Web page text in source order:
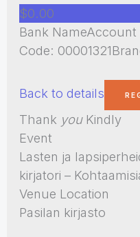
$0.00
Bank NameAccount
Code:
Back to details
Thank youKindly
Event
Lasten ja
kirjatori –
Venue Location
Pasilan kirjasto